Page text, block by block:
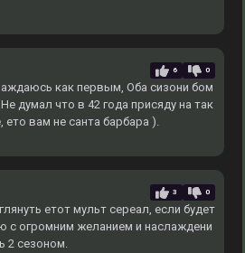
6 0
как первым, Оба сизони бом
думал что в 42 года присяду на так
ето вам не санта барбара ).
3 0
етот мульт сереал, если будет
с огромним желанием и наслаждени
2 сезоном.